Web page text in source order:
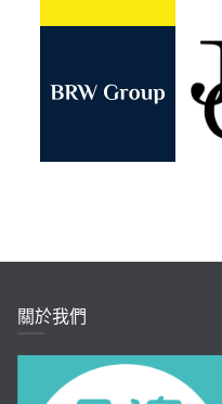
關於我們